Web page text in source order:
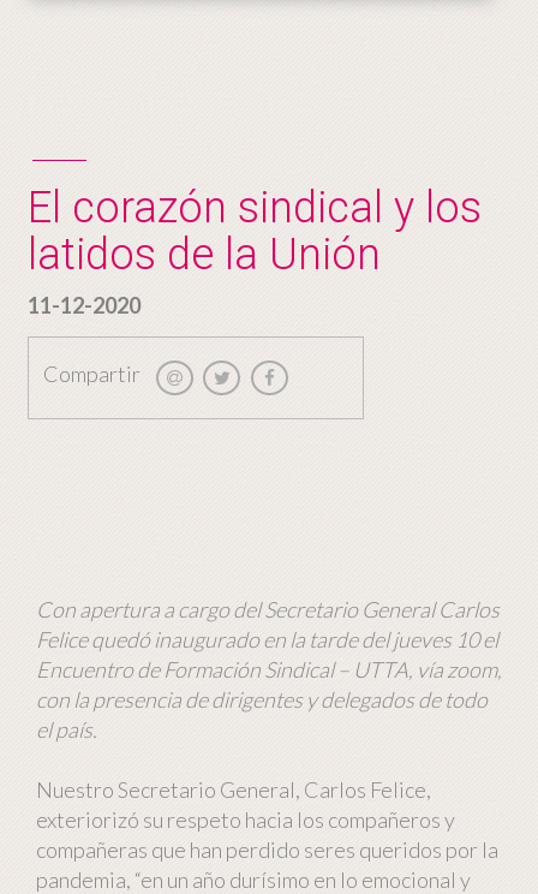
El corazón sindical y los
latidos de la Unión
11-12-2020
Compartir
Con apertura a cargo del Secretario General Carlos
Felice quedó inaugurado en la tarde del jueves 10 el
Encuentro de Formación Sindical – UTTA, vía zoom,
con la presencia de dirigentes y delegados de todo
el país.
Nuestro Secretario General, Carlos Felice,
exteriorizó su respeto hacia los compañeros y
compañeras que han perdido seres queridos por la
pandemia, “en un año durísimo en lo emocional y